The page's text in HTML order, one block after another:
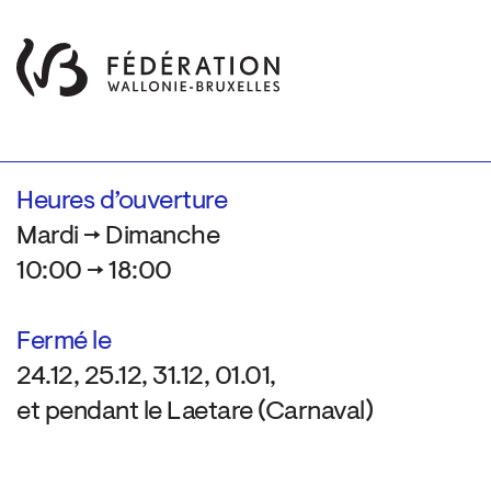
Heures d’ouverture
Mardi → Dimanche
10:00 → 18:00
Fermé le
24.12, 25.12, 31.12, 01.01,
et pendant le Laetare (Carnaval)